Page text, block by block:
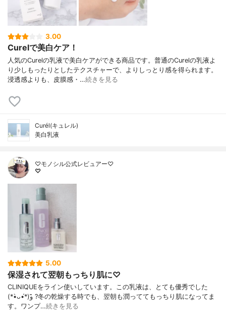
3.00
Curelで美白ケア！
人気のCurelの乳液で美白ケアができる商品です。普通のCurelの乳液よ
り少しもったりとしたテクスチャーで、よりしっとり感を得られます。
浸透感よりも、皮膜感・…続きを見る
Curél(キュレル)
美白乳液
♡モノシル公式レビュアー♡
♡
5.00
保湿されて翌朝もっちり肌に♡
CLINIQUEをライン使いしています。この乳液は、とても優秀でした
(*•̀ᴗ•́*)و ̑̑?冬の乾燥する時でも、翌朝も潤っててもっちり肌になってま
す。ワンプ…続きを見る